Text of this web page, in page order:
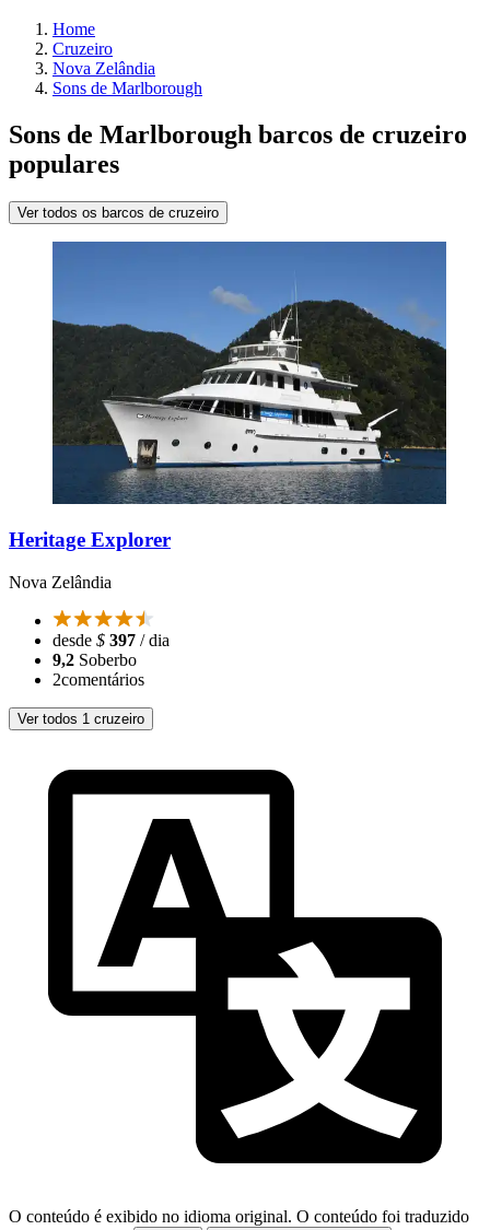
Home
Cruzeiro
Nova Zelândia
Sons de Marlborough
Sons de Marlborough barcos de cruzeiro
populares
Ver todos os barcos de cruzeiro
Heritage Explorer
Nova Zelândia
desde $ 397 / dia
9,2 Soberbo
2comentários
Ver todos 1 cruzeiro
O conteúdo é exibido no idioma original. O conteúdo foi traduzido